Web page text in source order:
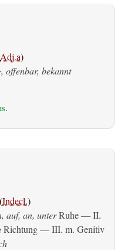
Adj.a)
offenbar, bekannt
.
(Indecl.)
auf, an, unterRuhe — II.
Richtung — III. m. Genitiv